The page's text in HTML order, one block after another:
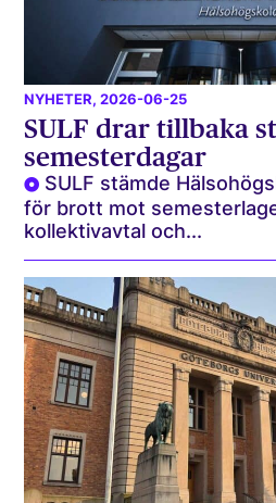
NYHETER, 2026-06-25
SULF drar tillbaka
semesterdagar
SULF stämde
för brott mot
kollektivavtal och...